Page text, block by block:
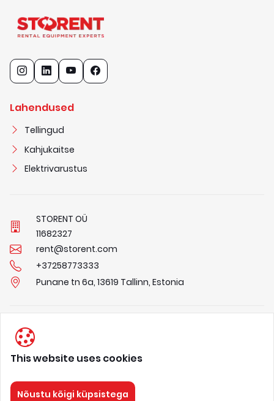
Lahendused
Tellingud
Kahjukaitse
Elektrivarustus
STORENT OÜ
11682327
rent@storent.com
+37258773333
Punane tn 6a, 13619 Tallinn, Estonia
Privaatsuspõhimõtted
Meist
This website uses cookies
Nõustu kõigi küpsistega